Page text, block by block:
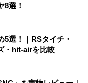
8選！
5選！｜RSタイチ・
・hit-airを比較